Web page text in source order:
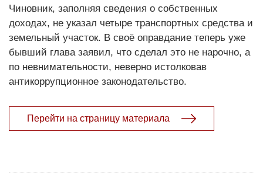
Чиновник, заполняя сведения о собственных
доходах, не указал четыре транспортных средства и
земельный участок. В своё оправдание теперь уже
бывший глава заявил, что сделал это не нарочно, а
по невнимательности, неверно истолковав
антикоррупционное законодательство.
Перейти на страницу материала